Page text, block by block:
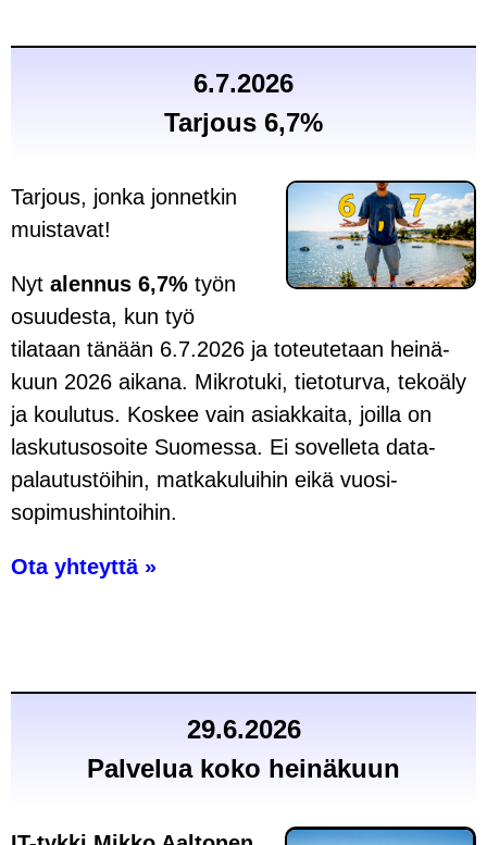
6.7.2026
Tarjous 6,7%
Tarjous, jonka jonnetkin
muistavat!
Nyt alennus 6,7% työn
osuudesta, kun työ
tilataan tänään 6.7.2026 ja toteutetaan heinä­
kuun 2026 aikana. Mikro­tuki, tieto­turva, teko­äly
ja koulutus. Koskee vain asiakkaita, joilla on
laskutus­osoite Suomessa. Ei sovelleta data­
palautus­töihin, matka­kuluihin eikä vuosi­
sopimus­hintoihin.
Ota yhteyttä »
29.6.2026
Palvelua koko heinäkuun